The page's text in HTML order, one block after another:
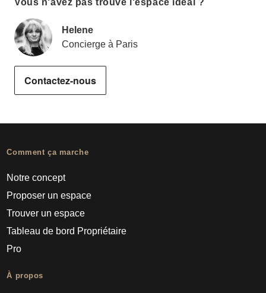
Vous n'avez pas trouvé l'espace idéal ?
Helene
Concierge à Paris
Contactez-nous
Comment ça marche
Notre concept
Proposer un espace
Trouver un espace
Tableau de bord Propriétaire
Pro
À propos